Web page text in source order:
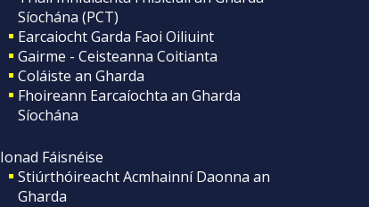
Síochána (PCT)
Earcaiocht Garda Faoi Oiliuint
Gairme - Ceisteanna Coitianta
Coláiste an Gharda
Fhoireann Earcaíochta an Gharda
Síochána
Ionad Fáisnéise
Stiúrthóireacht Acmhainní Daonna an
Gharda